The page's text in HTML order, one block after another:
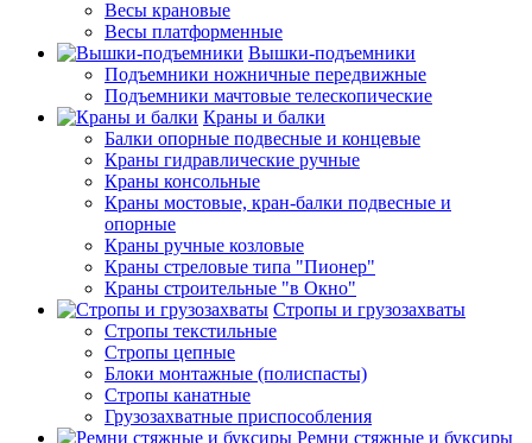
Весы крановые
Весы платформенные
Вышки-подъемники
Подъемники ножничные передвижные
Подъемники мачтовые телескопические
Краны и балки
Балки опорные подвесные и концевые
Краны гидравлические ручные
Краны консольные
Краны мостовые, кран-балки подвесные и
опорные
Краны ручные козловые
Краны стреловые типа "Пионер"
Краны строительные "в Окно"
Стропы и грузозахваты
Стропы текстильные
Стропы цепные
Блоки монтажные (полиспасты)
Стропы канатные
Грузозахватные приспособления
Ремни стяжные и буксиры